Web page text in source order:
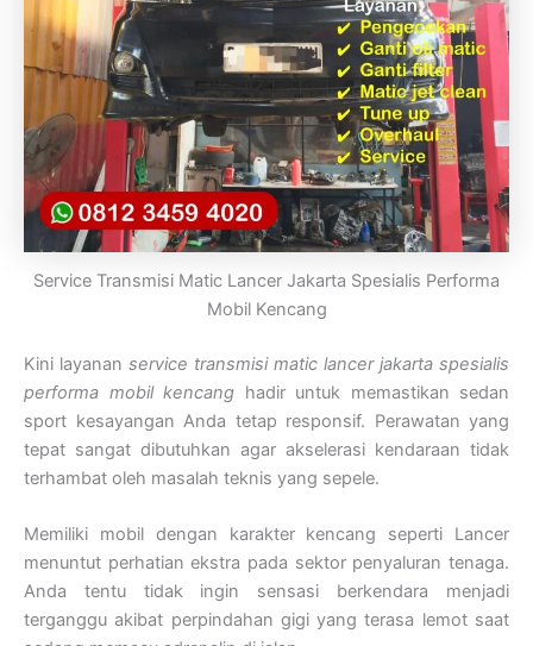
Service Transmisi Matic Lancer Jakarta Spesialis Performa
Mobil Kencang
Kini layanan service transmisi matic lancer jakarta spesialis
performa mobil kencang hadir untuk memastikan sedan
sport kesayangan Anda tetap responsif. Perawatan yang
tepat sangat dibutuhkan agar akselerasi kendaraan tidak
terhambat oleh masalah teknis yang sepele.
Memiliki mobil dengan karakter kencang seperti Lancer
menuntut perhatian ekstra pada sektor penyaluran tenaga.
Anda tentu tidak ingin sensasi berkendara menjadi
terganggu akibat perpindahan gigi yang terasa lemot saat